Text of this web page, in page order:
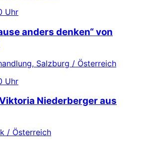
Uhr
anders denken“ von
Salzburg / Österreich
Uhr
Niederberger aus
/ Österreich